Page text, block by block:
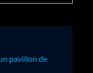
pavillon de